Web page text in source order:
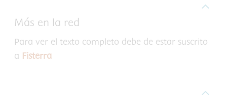
Más en la red
Para ver el texto completo debe de estar suscrito
a Fisterra